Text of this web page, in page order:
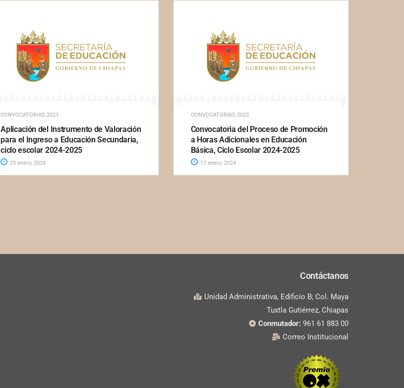
CONVOCATORIAS 2023
Aplicación del Instrumento de Valoración
para el Ingreso a Educación Secundaria,
ciclo escolar 2024-2025
23 enero, 2024
CONVOCATORIAS 2023
Convocatoria del Proceso de Promoción
a Horas Adicionales en Educación
Básica, Ciclo Escolar 2024-2025
17 enero, 2024
Contáctanos
Unidad Administrativa, Edificio B; Col. Maya
Tuxtla Gutiérrez, Chiapas
Conmutador: 961 61 883 00
Correo Institucional